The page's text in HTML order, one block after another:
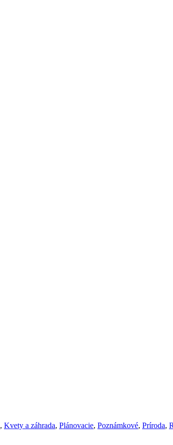
, Kvety a záhrada, Plánovacie, Poznámkové, Príroda,